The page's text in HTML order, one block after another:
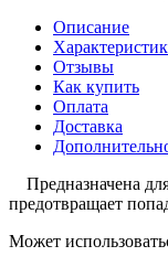
Описание
Отзывы
Как купить
Оплата
Доставка
Предназначена
предотвращает
Может